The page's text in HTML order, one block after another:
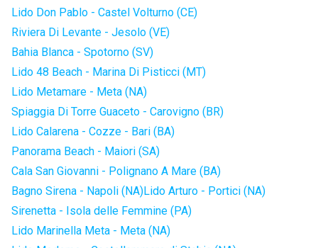
Lido Don Pablo - Castel Volturno (CE)
Riviera Di Levante - Jesolo (VE)
Bahia Blanca - Spotorno (SV)
Lido 48 Beach - Marina Di Pisticci (MT)
Lido Metamare - Meta (NA)
Spiaggia Di Torre Guaceto - Carovigno (BR)
Lido Calarena - Cozze - Bari (BA)
Panorama Beach - Maiori (SA)
Cala San Giovanni - Polignano A Mare (BA)
Bagno Sirena - Napoli (NA)Lido Arturo - Portici (NA)
Sirenetta - Isola delle Femmine (PA)
Lido Marinella Meta - Meta (NA)